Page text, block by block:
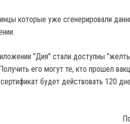
которые уже сгенерировали
"Дия" стали доступны
его могут те, кто прошел
будет действовать 120